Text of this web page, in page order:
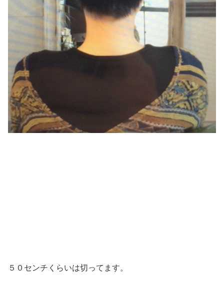
５０センチくらいは切ってます。